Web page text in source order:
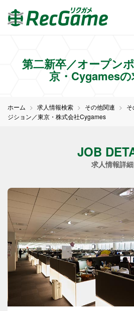
第二新卒／オープン
京・Cygames
ホーム 求人情報検索 その他関連
ジション／東京・株式会社Cygames
JOB
求人情報詳細